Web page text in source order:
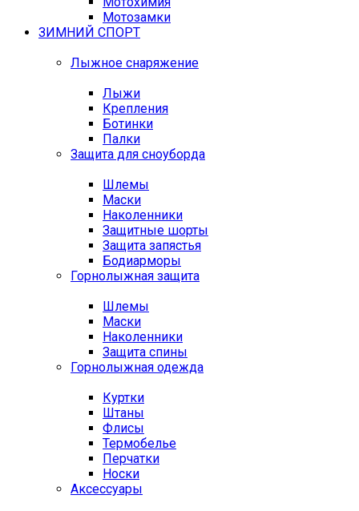
Мотозамки
ЗИМНИЙ СПОРТ
Лыжное снаряжение
Лыжи
Крепления
Ботинки
Палки
Защита для сноуборда
Шлемы
Маски
Наколенники
Защитные шорты
Защита запястья
Бодиарморы
Горнолыжная защита
Шлемы
Маски
Наколенники
Защита спины
Горнолыжная одежда
Куртки
Штаны
Флисы
Термобелье
Перчатки
Носки
Аксессуары